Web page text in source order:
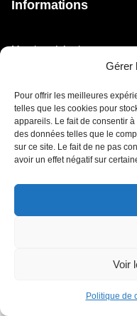
Gérer
Pour offrir les meilleures
telles que les cookies pour
appareils. Le fait de consentir
des données telles que le
sur ce site. Le fait de ne pas
avoir un effet négatif sur
Voir
Politique de
Informations
Mentions Légales
Retour vers le site du
Politique de cookies (UE)
© Festival de Poupet
Intégration by LOXYS